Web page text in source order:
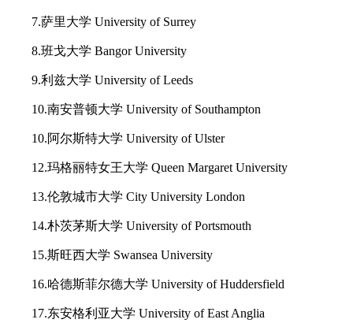
7.萨里大学 University of Surrey
8.班戈大学 Bangor University
9.利兹大学 University of Leeds
10.南安普顿大学 University of Southampton
10.阿尔斯特大学 University of Ulster
12.玛格丽特女王大学 Queen Margaret University
13.伦敦城市大学 City University London
14.朴茨茅斯大学 University of Portsmouth
15.斯旺西大学 Swansea University
16.哈德斯菲尔德大学 University of Huddersfield
17.东安格利亚大学 University of East Anglia